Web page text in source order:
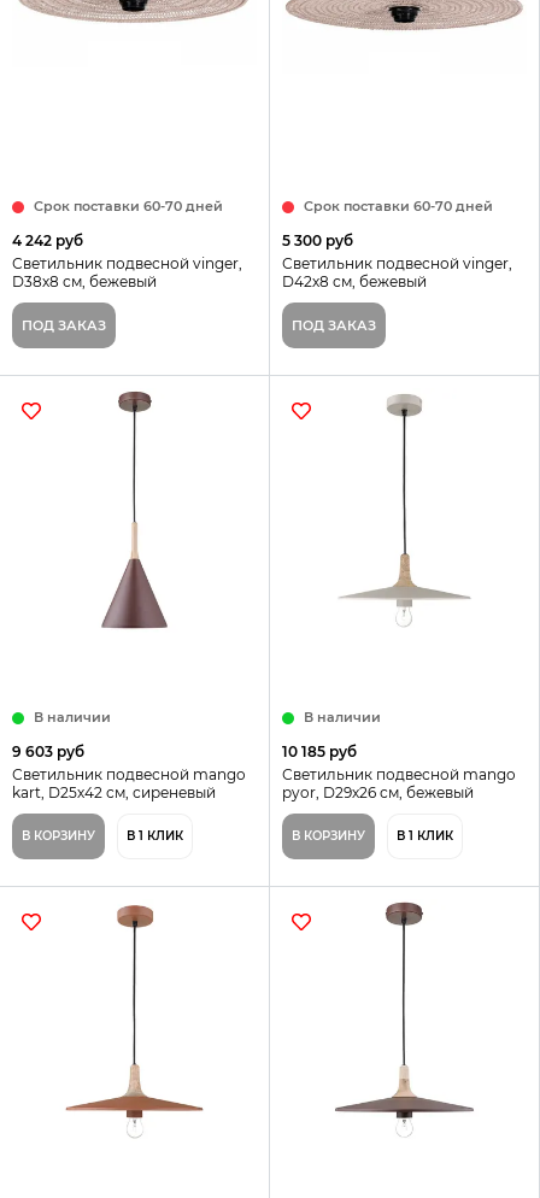
Срок поставки 60-70 дней
4 242 руб
Светильник подвесной vinger,
D38х8 см, бежевый
ПОД ЗАКАЗ
Срок поставки 60-70 дней
5 300 руб
Светильник подвесной vinger,
D42х8 см, бежевый
ПОД ЗАКАЗ
В наличии
9 603 руб
Светильник подвесной mango
kart, D25х42 см, сиреневый
В КОРЗИНУ В 1 КЛИК
В наличии
10 185 руб
Светильник подвесной mango
pyor, D29х26 см, бежевый
В КОРЗИНУ В 1 КЛИК